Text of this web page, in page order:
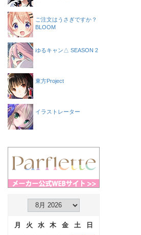
ご注文はうさぎですか？
BLOOM
ゆるキャン△ SEASON 2
東方Project
イラストレーター
月 火 水 木 金 土
日